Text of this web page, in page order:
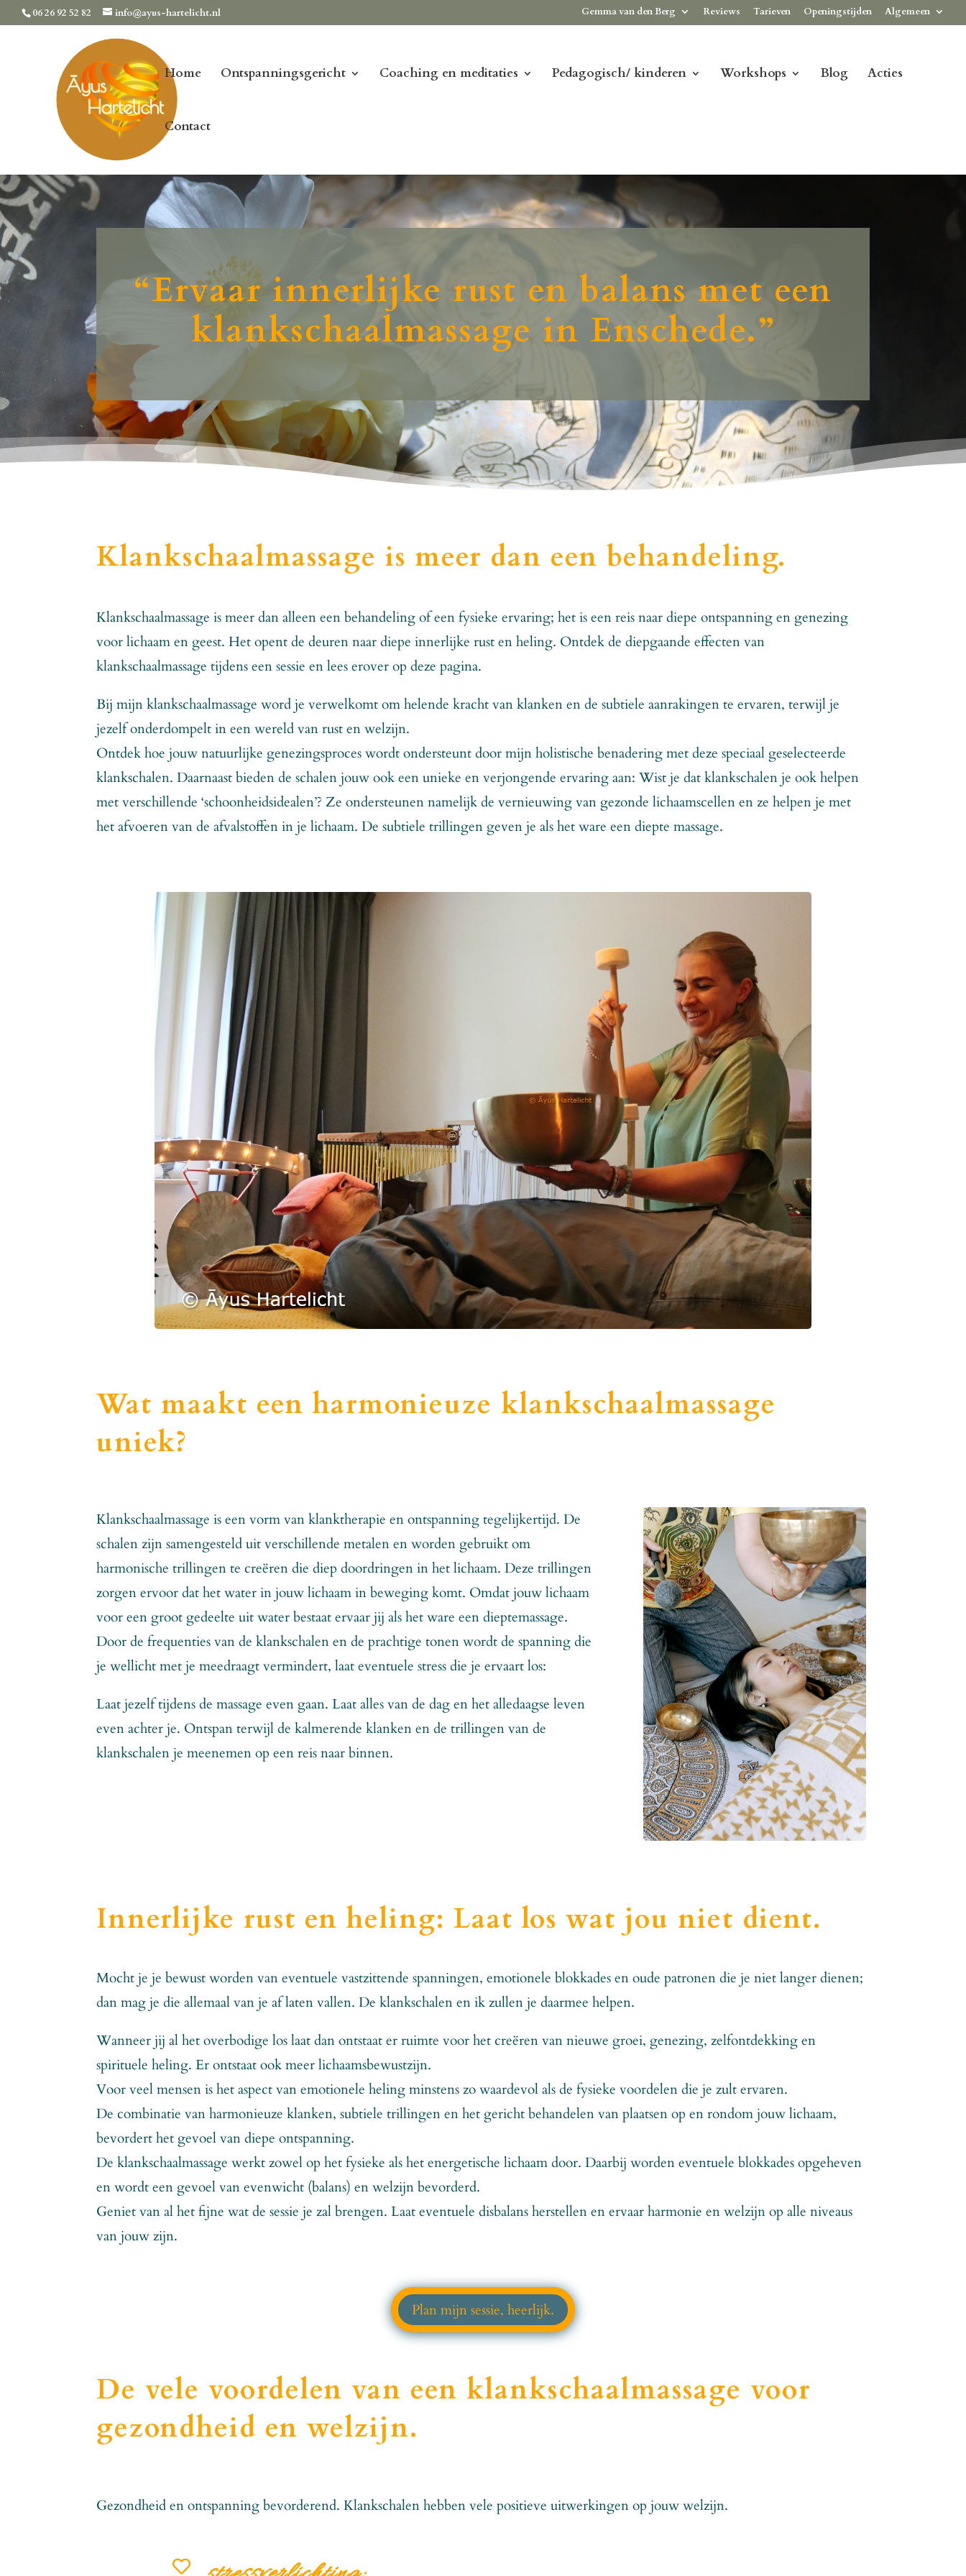
06 26 92 52 82 info@ayus-hartelicht.nl Gemma van den Berg Reviews Tarieven Openingstijden Algemeen
Home Ontspanningsgericht Coaching en meditaties Pedagogisch/ kinderen Workshops Blog Acties
Contact
“Ervaar innerlijke rust en balans met een
klankschaalmassage in Enschede.”
Klankschaalmassage is meer dan een behandeling.
Klankschaalmassage is meer dan alleen een behandeling of een fysieke ervaring; het is een reis naar diepe ontspanning en genezing
voor lichaam en geest. Het opent de deuren naar diepe innerlijke rust en heling. Ontdek de diepgaande effecten van
klankschaalmassage tijdens een sessie en lees erover op deze pagina.
Bij mijn klankschaalmassage word je verwelkomt om helende kracht van klanken en de subtiele aanrakingen te ervaren, terwijl je
jezelf onderdompelt in een wereld van rust en welzijn.
Ontdek hoe jouw natuurlijke genezingsproces wordt ondersteunt door mijn holistische benadering met deze speciaal geselecteerde
klankschalen. Daarnaast bieden de schalen jouw ook een unieke en verjongende ervaring aan: Wist je dat klankschalen je ook helpen
met verschillende ‘schoonheidsidealen’? Ze ondersteunen namelijk de vernieuwing van gezonde lichaamscellen en ze helpen je met
het afvoeren van de afvalstoffen in je lichaam. De subtiele trillingen geven je als het ware een diepte massage.
Wat maakt een harmonieuze klankschaalmassage
uniek?
Klankschaalmassage is een vorm van klanktherapie en ontspanning tegelijkertijd. De
schalen zijn samengesteld uit verschillende metalen en worden gebruikt om
harmonische trillingen te creëren die diep doordringen in het lichaam. Deze trillingen
zorgen ervoor dat het water in jouw lichaam in beweging komt. Omdat jouw lichaam
voor een groot gedeelte uit water bestaat ervaar jij als het ware een dieptemassage.
Door de frequenties van de klankschalen en de prachtige tonen wordt de spanning die
je wellicht met je meedraagt vermindert, laat eventuele stress die je ervaart los:
Laat jezelf tijdens de massage even gaan. Laat alles van de dag en het alledaagse leven
even achter je. Ontspan terwijl de kalmerende klanken en de trillingen van de
klankschalen je meenemen op een reis naar binnen.
Innerlijke rust en heling: Laat los wat jou niet dient.
Mocht je je bewust worden van eventuele vastzittende spanningen, emotionele blokkades en oude patronen die je niet langer dienen;
dan mag je die allemaal van je af laten vallen. De klankschalen en ik zullen je daarmee helpen.
Wanneer jij al het overbodige los laat dan ontstaat er ruimte voor het creëren van nieuwe groei, genezing, zelfontdekking en
spirituele heling. Er ontstaat ook meer lichaamsbewustzijn.
Voor veel mensen is het aspect van emotionele heling minstens zo waardevol als de fysieke voordelen die je zult ervaren.
De combinatie van harmonieuze klanken, subtiele trillingen en het gericht behandelen van plaatsen op en rondom jouw lichaam,
bevordert het gevoel van diepe ontspanning.
De klankschaalmassage werkt zowel op het fysieke als het energetische lichaam door. Daarbij worden eventuele blokkades opgeheven
en wordt een gevoel van evenwicht (balans) en welzijn bevorderd.
Geniet van al het fijne wat de sessie je zal brengen. Laat eventuele disbalans herstellen en ervaar harmonie en welzijn op alle niveaus
van jouw zijn.
Plan mijn sessie, heerlijk.
De vele voordelen van een klankschaalmassage voor
gezondheid en welzijn.
Gezondheid en ontspanning bevorderend. Klankschalen hebben vele positieve uitwerkingen op jouw welzijn.
